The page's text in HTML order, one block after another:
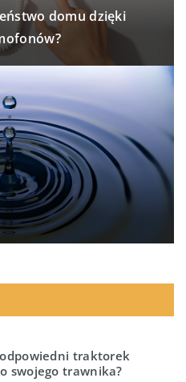
domu dzięki
traktorek
swojego trawnika?